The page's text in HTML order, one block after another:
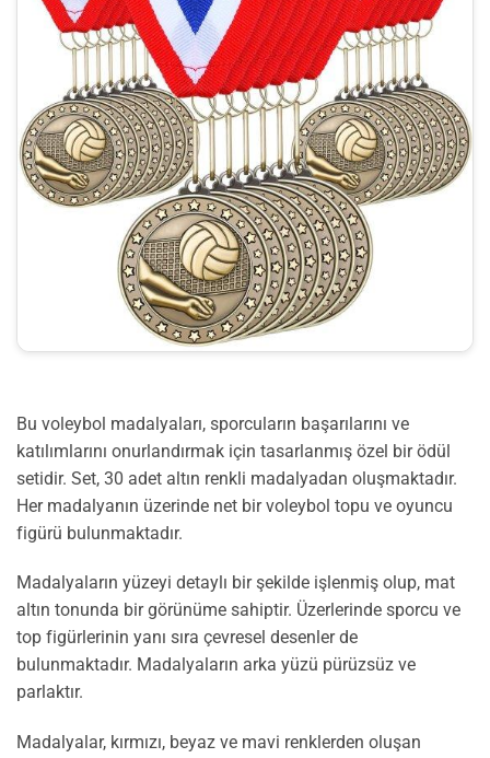
Bu voleybol madalyaları, sporcuların başarılarını ve
katılımlarını onurlandırmak için tasarlanmış özel bir ödül
setidir. Set, 30 adet altın renkli madalyadan oluşmaktadır.
Her madalyanın üzerinde net bir voleybol topu ve oyuncu
figürü bulunmaktadır.
Madalyaların yüzeyi detaylı bir şekilde işlenmiş olup, mat
altın tonunda bir görünüme sahiptir. Üzerlerinde sporcu ve
top figürlerinin yanı sıra çevresel desenler de
bulunmaktadır. Madalyaların arka yüzü pürüzsüz ve
parlaktır.
Madalyalar, kırmızı, beyaz ve mavi renklerden oluşan